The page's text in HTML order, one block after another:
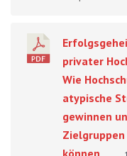
privater
Wie
atypische
gewinnen
können